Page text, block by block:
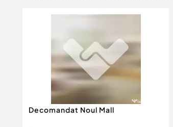
Decomandat Noul Mall